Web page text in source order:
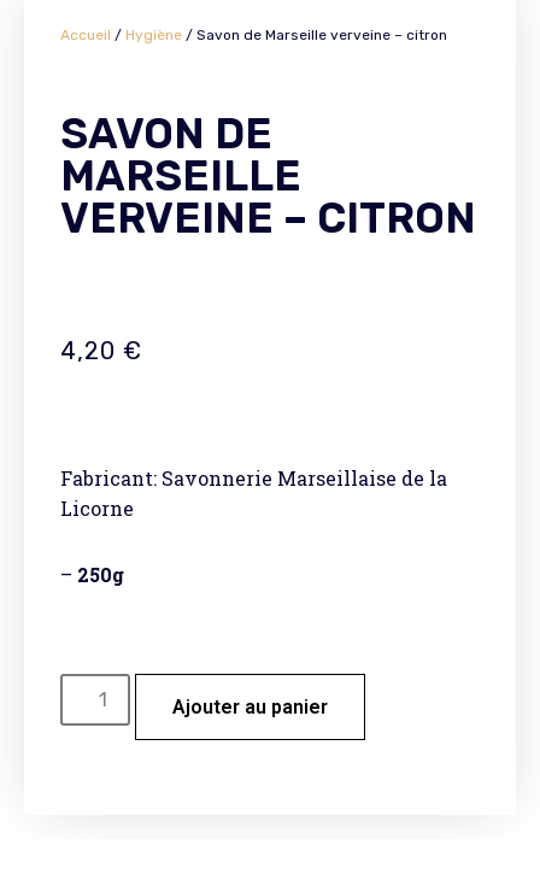
Accueil / Hygiène / Savon de Marseille verveine – citron
SAVON DE
MARSEILLE
VERVEINE – CITRON
4,20 €
Fabricant: Savonnerie Marseillaise de la
Licorne
– 250g
Ajouter au panier